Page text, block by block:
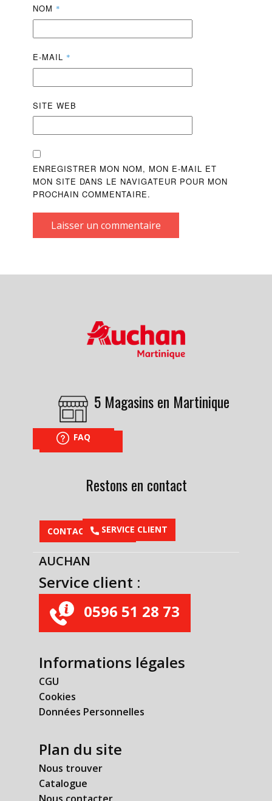
NOM *
E-MAIL *
SITE WEB
ENREGISTRER MON NOM, MON E-MAIL ET
MON SITE DANS LE NAVIGATEUR POUR MON
PROCHAIN COMMENTAIRE.
Laisser un commentaire
5 Magasins en Martinique
NOUS TROUVER
FAQ
Restons en contact
CONTACTEZ-NOUS​SERVICE CLIENT
AUCHAN
Service client :
0596 51 28 73
Informations légales
CGU
Cookies
Données Personnelles
Plan du site
Nous trouver
Catalogue